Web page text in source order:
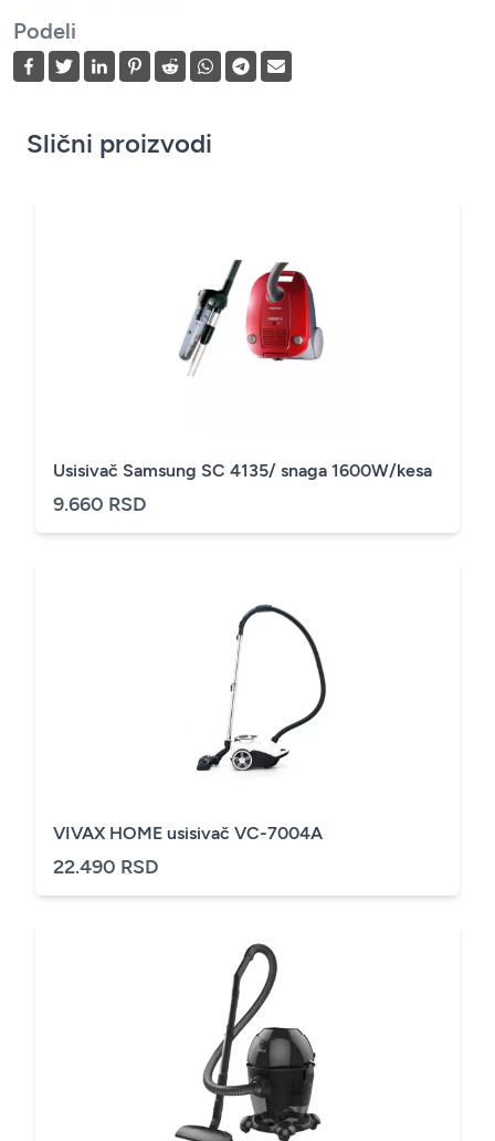
Podeli
Slični proizvodi
Usisivač Samsung SC 4135/ snaga 1600W/kesa
9.660 RSD
VIVAX HOME usisivač VC-7004A
22.490 RSD